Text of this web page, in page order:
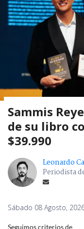
Sammis
de su libro
$39.990
Leonardo
Periodista
Sábado 08 Agosto,
Seguimos criterios de